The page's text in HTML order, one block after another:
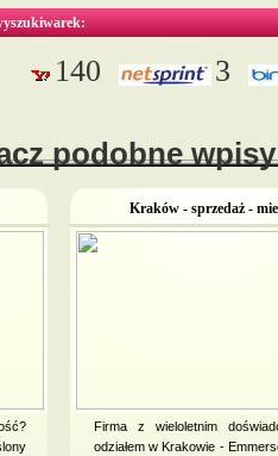
140 3
podobne
Kraków - sprzedaż -
Firma z wieloletnim
odziałem w Krakowie -